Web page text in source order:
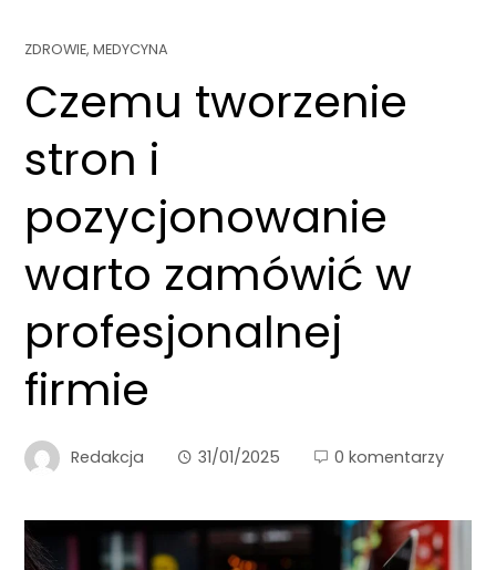
ZDROWIE, MEDYCYNA
Czemu tworzenie
stron i
pozycjonowanie
warto zamówić w
profesjonalnej
firmie
Redakcja 31/01/2025 0 komentarzy